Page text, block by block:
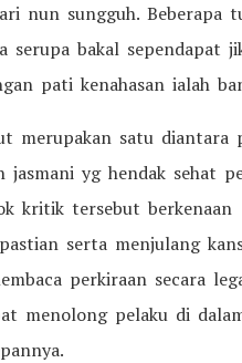
nun sungguh. Beberapa
serupa bakal sependapat
pati kenahasan ialah
merupakan satu diantara
jasmani yg hendak sehat
kritik tersebut berkenaan
serta menjulang
perkiraan secara
menolong pelaku di